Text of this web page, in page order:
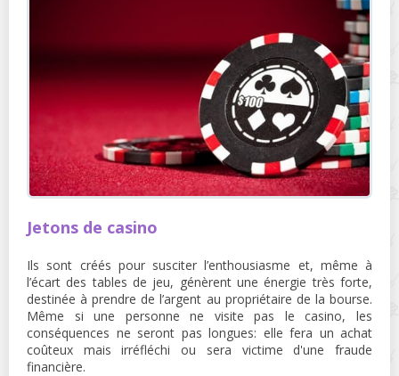
Jetons de casino
Ils sont créés pour susciter l’enthousiasme et, même à
l’écart des tables de jeu, génèrent une énergie très forte,
destinée à prendre de l’argent au propriétaire de la bourse.
Même si une personne ne visite pas le casino, les
conséquences ne seront pas longues: elle fera un achat
coûteux mais irréfléchi ou sera victime d'une fraude
financière.